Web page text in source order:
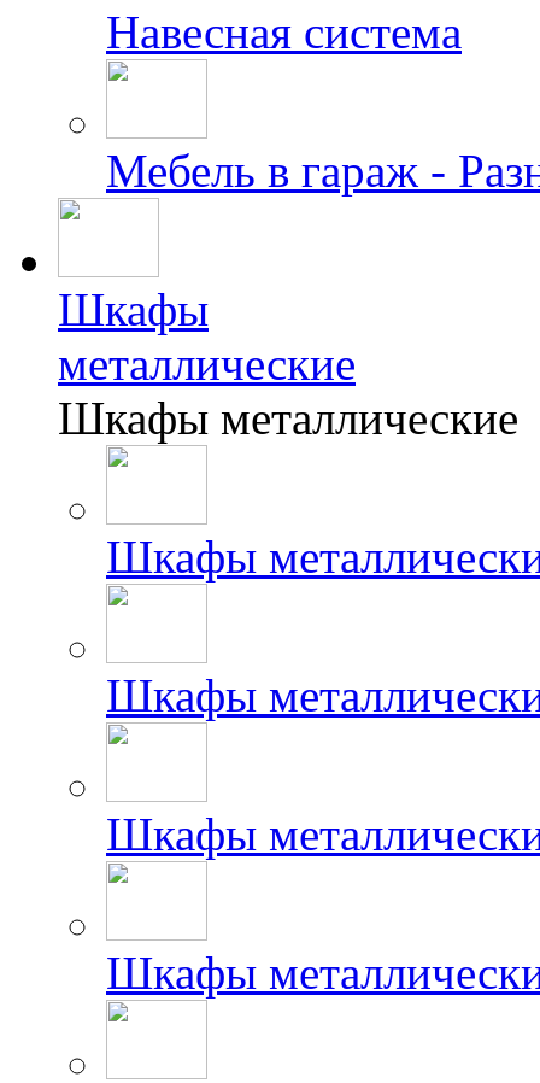
Навесная система
Мебель в гараж -
Шкафы
металлические
Шкафы металлические
Шкафы
Шкафы
Шкафы
Шкафы